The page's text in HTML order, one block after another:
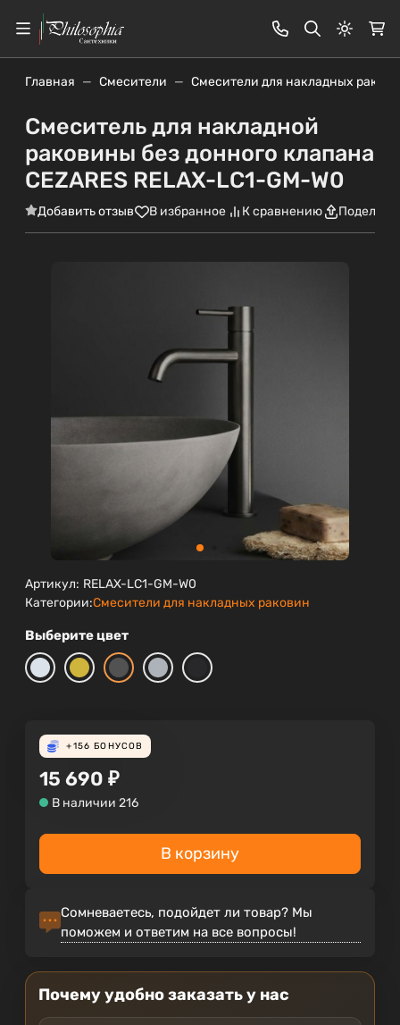
Главная Смесители Смесители для накладных
Смеситель для накладной
раковины без донного клапана
CEZARES RELAX-LC1-GM-W0
Добавить отзыв В избранное К сравнению
Артикул: RELAX-LC1-GM-W0
Категории:Смесители для накладных раковин
Выберите цвет
+156 БОНУСОВ
15 690 ₽
В наличии 216
В корзину
Сомневаетесь, подойдет ли товар? Мы
поможем и ответим на все вопросы!
Почему удобно заказать у нас